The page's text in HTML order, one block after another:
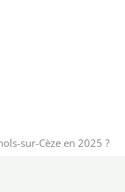
sur-Cèze en 2025 ?